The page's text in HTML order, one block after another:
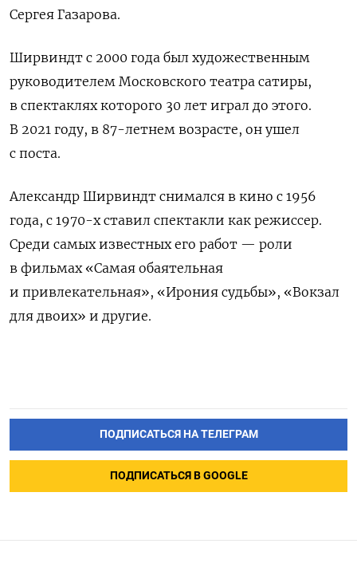
Сергея Газарова.
Ширвиндт с 2000 года был художественным
руководителем Московского театра сатиры,
в спектаклях которого 30 лет играл до этого.
В 2021 году, в 87-летнем возрасте, он ушел
с поста.
Александр Ширвиндт снимался в кино с 1956
года, с 1970-х ставил спектакли как режиссер.
Среди самых известных его работ — роли
в фильмах «Самая обаятельная
и привлекательная», «Ирония судьбы», «Вокзал
для двоих» и другие.
ПОДПИСАТЬСЯ НА ТЕЛЕГРАМ
ПОДПИСАТЬСЯ В GOOGLE